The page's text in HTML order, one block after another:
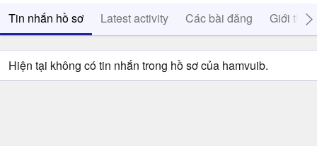
Tin nhắn hồ sơ Latest activity Các bài đăng Giới thiệu
Hiện tại không có tin nhắn trong hồ sơ của hamvuib.